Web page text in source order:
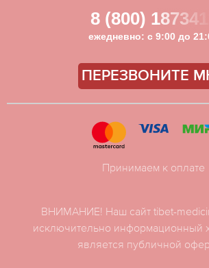
8 (800) 1873411
ежедневно: с 9:00 до
ПЕРЕЗВОНИТЕ
ВНИМАНИЕ! Наш сайт tibet-
исключительно информационный
является публичной
Принимаем к оплате